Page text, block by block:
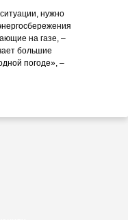
нужно
на газе, –
большие
погоде», –